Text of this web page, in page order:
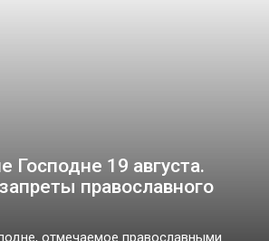
Господне 19 августа.
православного
отмечаемое православными